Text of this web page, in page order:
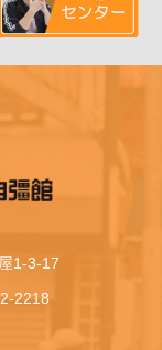
1-3-17
2218